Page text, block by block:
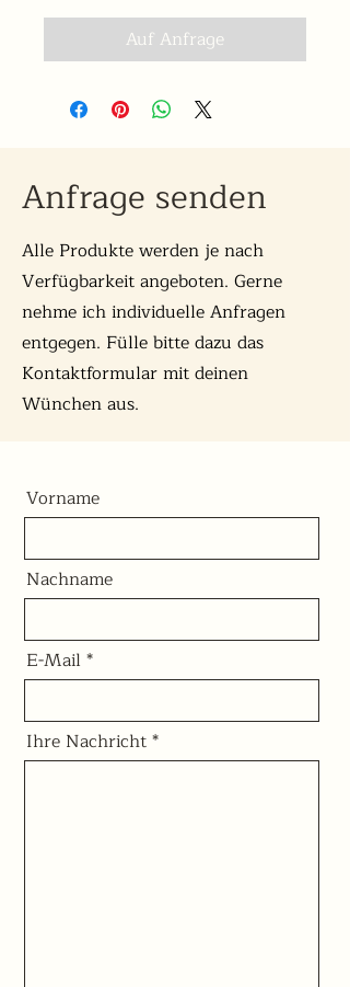
Auf Anfrage
Anfrage senden
Alle Produkte werden je nach
Verfügbarkeit angeboten. Gerne
nehme ich individuelle Anfragen
entgegen. Fülle bitte dazu das
Kontaktformular mit deinen
Wünchen aus.
Vorname
Nachname
E-Mail
Ihre Nachricht